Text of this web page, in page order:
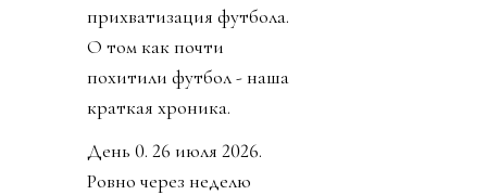
прихватизация футбола.
О том как почти
похитили футбол - наша
краткая хроника.
День 0. 26 июля 2026.
Ровно через неделю